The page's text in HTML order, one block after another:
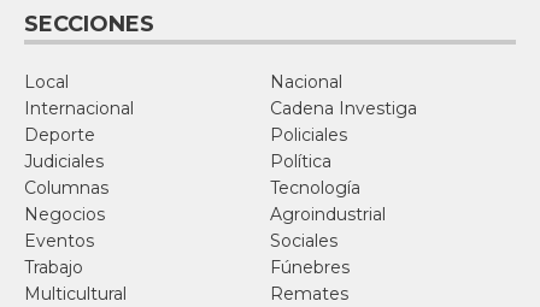
SECCIONES
Local
Nacional
Internacional
Cadena Investiga
Deporte
Policiales
Judiciales
Política
Columnas
Tecnología
Negocios
Agroindustrial
Eventos
Sociales
Trabajo
Fúnebres
Multicultural
Remates